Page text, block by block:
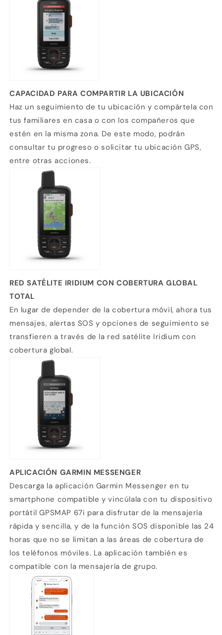
CAPACIDAD PARA COMPARTIR LA UBICACIÓN
Haz un seguimiento de tu ubicación y compártela con
tus familiares en casa o con los compañeros que
estén en la misma zona. De este modo, podrán
consultar tu progreso o solicitar tu ubicación GPS,
entre otras acciones.
RED SATÉLITE IRIDIUM CON COBERTURA GLOBAL
TOTAL
En lugar de depender de la cobertura móvil, ahora tus
mensajes, alertas SOS y opciones de seguimiento se
transfieren a través de la red satélite Iridium con
cobertura global.
APLICACIÓN GARMIN MESSENGER
Descarga la aplicación Garmin Messenger en tu
smartphone compatible y vincúlala con tu dispositivo
portátil GPSMAP 67i para disfrutar de la mensajería
rápida y sencilla, y de la función SOS disponible las 24
horas que no se limitan a las áreas de cobertura de
los teléfonos móviles. La aplicación también es
compatible con la mensajería de grupo.
Compra ahora y paga a meses
sin tarjeta de crédito
1 Agrega tu producto al carrito y
pagar con Meses sin Tarjeta.
En tu cuenta de Mercado Pago,
3 Paga mes a mes con saldo disponible,
Crédito sujeto a aprobación.
¿Tienes dudas? Consulta nuestra Ayuda.